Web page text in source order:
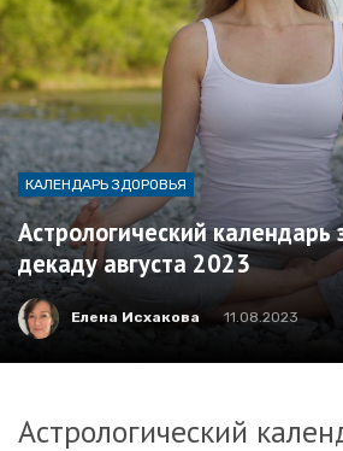
КАЛЕНДАРЬ ЗДОРОВЬЯ
Астрологический календарь
декаду августа 2023
Елена Исхакова 11.08.2023
Астрологический